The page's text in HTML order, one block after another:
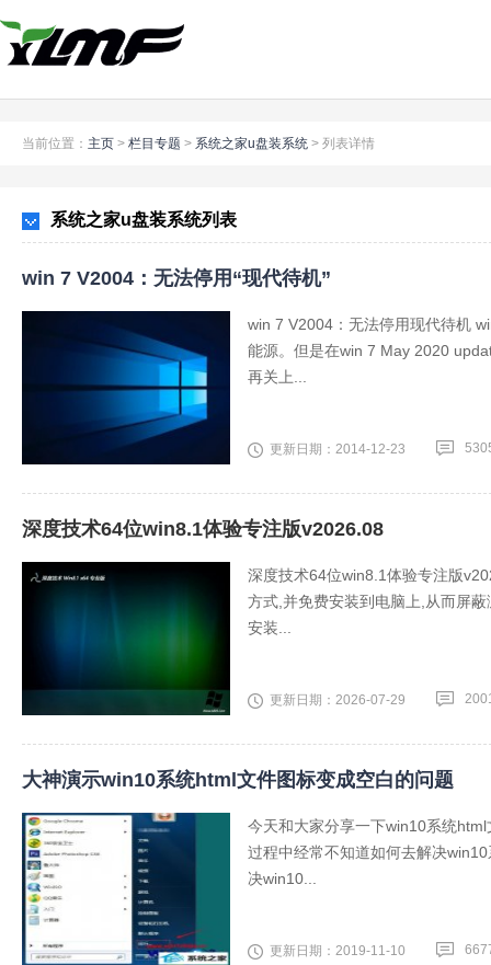
当前位置： 主页 > 栏目专题 > 系统之家u盘装系统 > 列表详情
系统之家u盘装系统列表
win 7 V2004：无法停用“现代待机”
win 7 V2004：无法停用现代待机
能源。但是在win 7 May 2020
再关上...
更新日期：2014-12-23
深度技术64位win8.1体验专注版v2026.08
深度技术64位win8.1体验专注版
方式,并免费安装到电脑上,从而屏
安装...
更新日期：2026-07-29
大神演示win10系统html文件图标变成空白的问题
今天和大家分享一下win10系统
过程中经常不知道如何去解决
决win10...
更新日期：2019-11-10